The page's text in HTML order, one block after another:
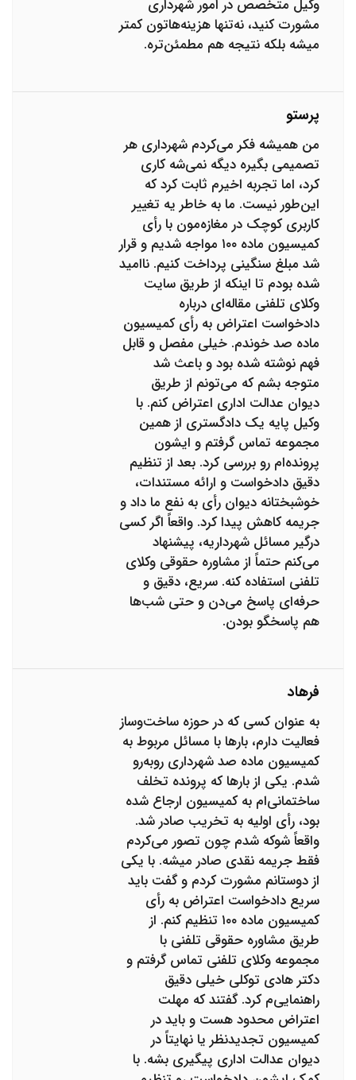
وکیل متخصص در امور شهرداری
مشورت کنید، نه‌تنها هزینه‌هاتون کمتر
میشه بلکه نتیجه هم مطمئن‌تره.
پرستو
من همیشه فکر می‌کردم شهرداری هر
تصمیمی بگیره دیگه نمی‌شه کاری
کرد، اما تجربه اخیرم ثابت کرد که
این‌طور نیست. ما به خاطر یه تغییر
کاربری کوچک در مغازه‌مون با رأی
کمیسیون ماده ۱۰۰ مواجه شدیم و قرار
شد مبلغ سنگینی پرداخت کنیم. ناامید
شده بودم تا اینکه از طریق سایت
وکلای تلفنی مقاله‌ای درباره
دادخواست اعتراض به رأی کمیسیون
ماده صد خوندم. خیلی مفصل و قابل
فهم نوشته شده بود و باعث شد
متوجه بشم که می‌تونم از طریق
دیوان عدالت اداری اعتراض کنم. با
وکیل پایه یک دادگستری از همین
مجموعه تماس گرفتم و ایشون
پرونده‌ام رو بررسی کرد. بعد از تنظیم
دقیق دادخواست و ارائه مستندات،
خوشبختانه دیوان رأی به نفع ما داد و
جریمه کاهش پیدا کرد. واقعاً اگر کسی
درگیر مسائل شهرداریه، پیشنهاد
می‌کنم حتماً از مشاوره حقوقی وکلای
تلفنی استفاده کنه. سریع، دقیق و
حرفه‌ای پاسخ می‌دن و حتی شب‌ها
هم پاسخگو بودن.
فرهاد
به عنوان کسی که در حوزه ساخت‌وساز
فعالیت دارم، بارها با مسائل مربوط به
کمیسیون ماده صد شهرداری روبه‌رو
شدم. یکی از بارها که پرونده تخلف
ساختمانی‌ام به کمیسیون ارجاع شده
بود، رأی اولیه به تخریب صادر شد.
واقعاً شوکه شدم چون تصور می‌کردم
فقط جریمه نقدی صادر میشه. با یکی
از دوستانم مشورت کردم و گفت باید
سریع دادخواست اعتراض به رأی
کمیسیون ماده ۱۰۰ تنظیم کنم. از
طریق مشاوره حقوقی تلفنی با
مجموعه وکلای تلفنی تماس گرفتم و
دکتر هادی توکلی خیلی دقیق
راهنمایی‌م کرد. گفتند که مهلت
اعتراض محدود هست و باید در
کمیسیون تجدیدنظر یا نهایتاً در
دیوان عدالت اداری پیگیری بشه. با